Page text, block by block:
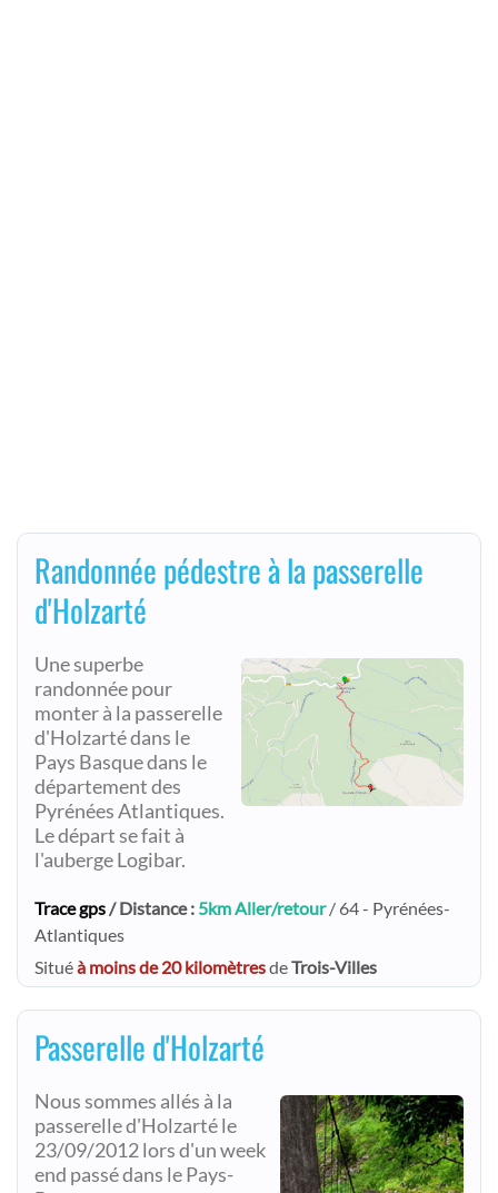
Randonnée pédestre à la passerelle
d'Holzarté
Une superbe
randonnée pour
monter à la passerelle
d'Holzarté dans le
Pays Basque dans le
département des
Pyrénées Atlantiques.
Le départ se fait à
l'auberge Logibar.
Trace gps/ Distance : 5km Aller/retour/ 64 - Pyrénées-
Atlantiques
Situéà moins de 20 kilomètresdeTrois-Villes
Passerelle d'Holzarté
Nous sommes allés à la
passerelle d'Holzarté le
23/09/2012 lors d'un week
end passé dans le Pays-